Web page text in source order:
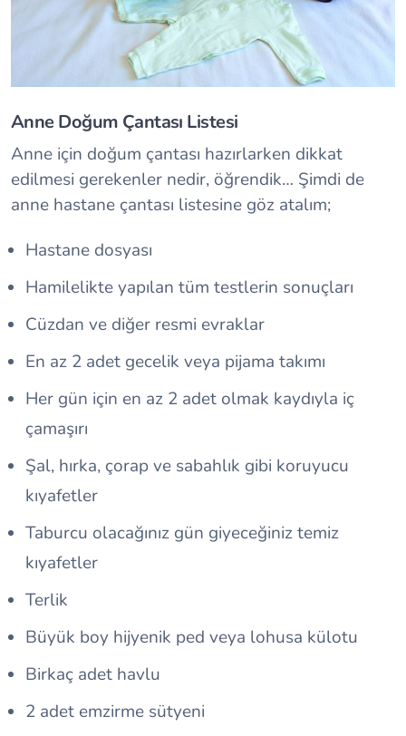
Anne Doğum Çantası Listesi
Anne için doğum çantası hazırlarken dikkat
edilmesi gerekenler nedir, öğrendik… Şimdi de
anne hastane çantası listesine göz atalım;
Hastane dosyası
Hamilelikte yapılan tüm testlerin sonuçları
Cüzdan ve diğer resmi evraklar
En az 2 adet gecelik veya pijama takımı
Her gün için en az 2 adet olmak kaydıyla iç
çamaşırı
Şal, hırka, çorap ve sabahlık gibi koruyucu
kıyafetler
Taburcu olacağınız gün giyeceğiniz temiz
kıyafetler
Terlik
Büyük boy hijyenik ped veya lohusa külotu
Birkaç adet havlu
2 adet emzirme sütyeni